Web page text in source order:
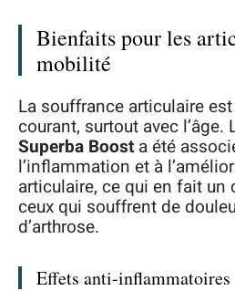
Bienfaits pour les
mobilité
La souffrance articulaire
courant, surtout avec l’âge.
Superba Boost a été
l’inflammation et à
articulaire, ce qui en fait un
ceux qui souffrent de
d’arthrose.
Effets anti-inflammatoires